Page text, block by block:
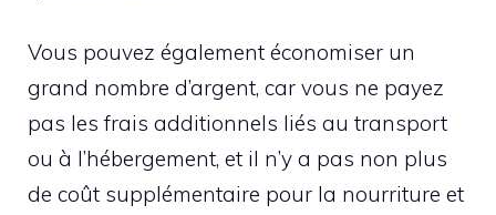
Vous pouvez également économiser un
grand nombre d’argent, car vous ne payez
pas les frais additionnels liés au transport
ou à l’hébergement, et il n’y a pas non plus
de coût supplémentaire pour la nourriture et